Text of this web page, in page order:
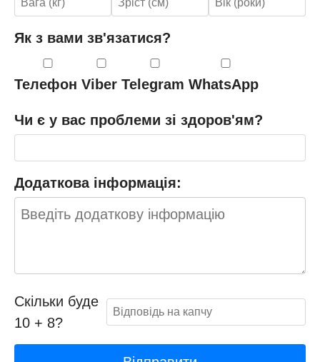
Як з вами зв'язатися?
Телефон Viber Telegram WhatsApp
Чи є у вас проблеми зі здоров'ям?
Додаткова інформація:
Скільки буде
10 + 8?